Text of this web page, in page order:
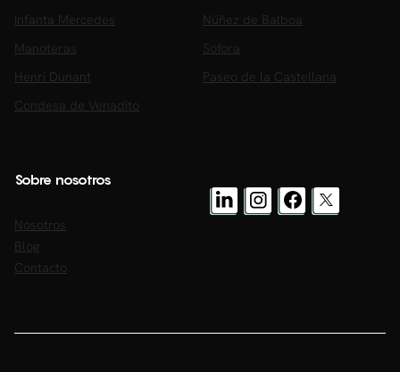
Infanta Mercedes
Núñez de Balboa
Manoteras
Sófora
Henri Dunant
Paseo de la Castellana
Condesa de Venadito
Sobre nosotros
Nosotros
Blog
Contacto